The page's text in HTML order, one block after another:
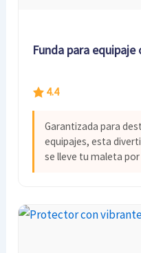
Funda para
4.4
Garantizada para
equipajes, esta
se lleve tu maleta por